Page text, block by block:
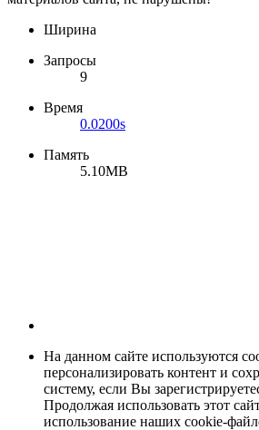
Ширина
Запросы
9
Время
0.0200s
Память
5.10MB
На данном сайте используются
персонализировать контент и
систему, если Вы
Продолжая использовать этот
использование наших cookie-